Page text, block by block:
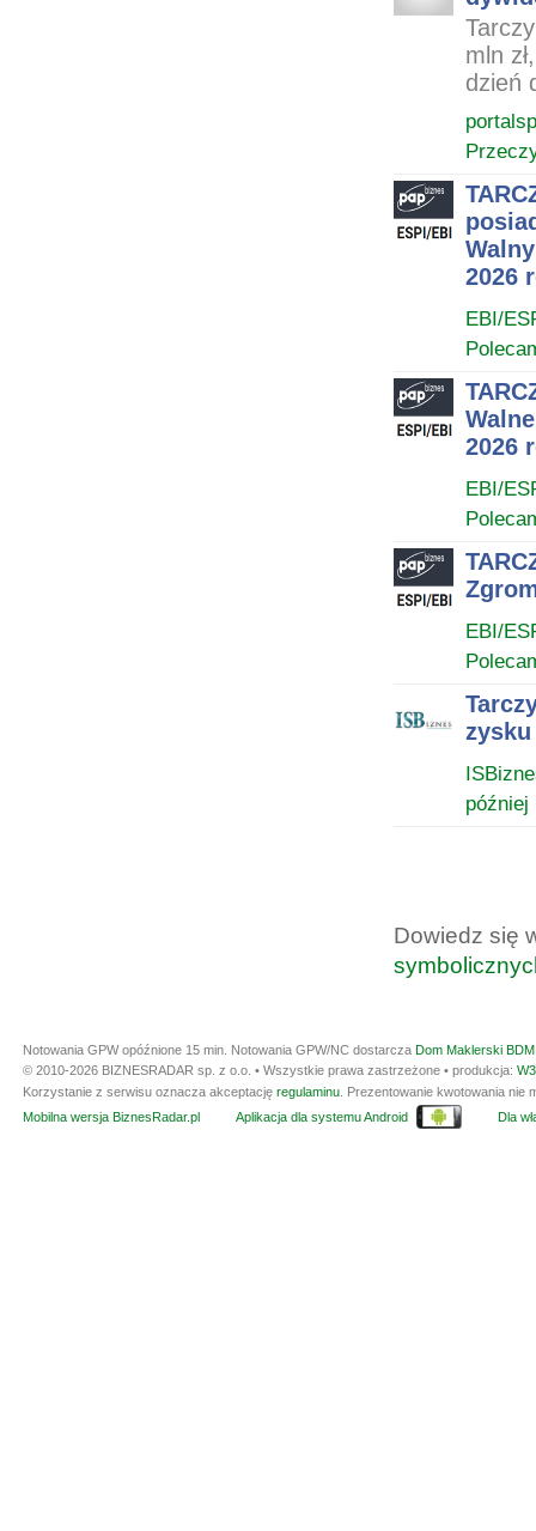
mln
dzień
2026
EBI/
2026
EBI/
EBI/
zysku
później
Dowiedz się
Notowania GPW opóźnione 15 min. Notowania GPW/NC dostarcza Dom Maklerski
© 2010-2026 BIZNESRADAR sp. z o.o. • Wszystkie prawa zastrzeżone • produkcja:
Korzystanie z serwisu oznacza akceptację regulaminu. Prezentowanie kwotowania nie
Mobilna wersja BiznesRadar.pl
Aplikacja dla systemu Android Dla